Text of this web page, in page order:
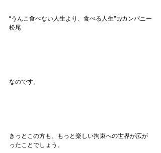
“うんこ食べない人生より、食べる人生”byカンパニー
松尾
なのです。
きっとこの方も、もっと楽しい拘束への世界が広が
ったことでしょう。